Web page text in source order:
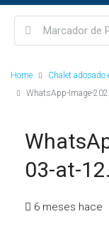
Home
Chalet adosado
WhatsApp-Image-
03-at-
6 meses hace